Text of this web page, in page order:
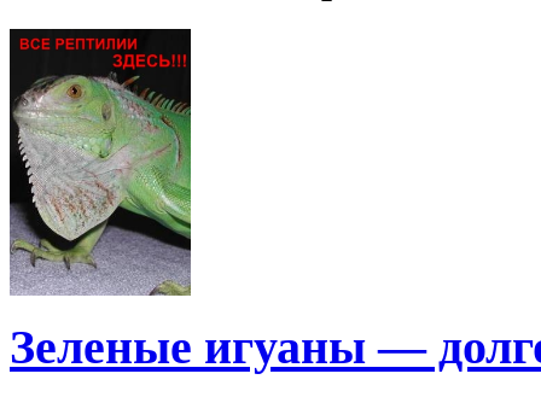
Зеленые игуаны —